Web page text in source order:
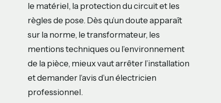
le matériel, la protection du circuit et les
règles de pose. Dès qu’un doute apparaît
sur la norme, le transformateur, les
mentions techniques ou l’environnement
de la pièce, mieux vaut arrêter l’installation
et demander l’avis d’un électricien
professionnel.